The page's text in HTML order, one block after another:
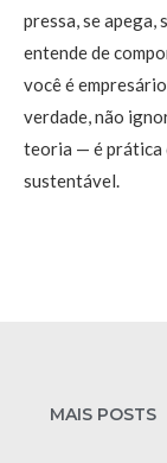
pressa, se apega,
entende de
você é
verdade, não
teoria — é prática
sustentável.
MAIS POSTS